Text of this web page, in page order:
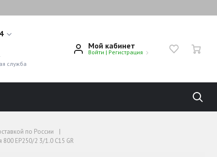
служба
Мой кабинет
Войти | Регистрация
по России
ЕР250/2 3/1.0 С15 GR